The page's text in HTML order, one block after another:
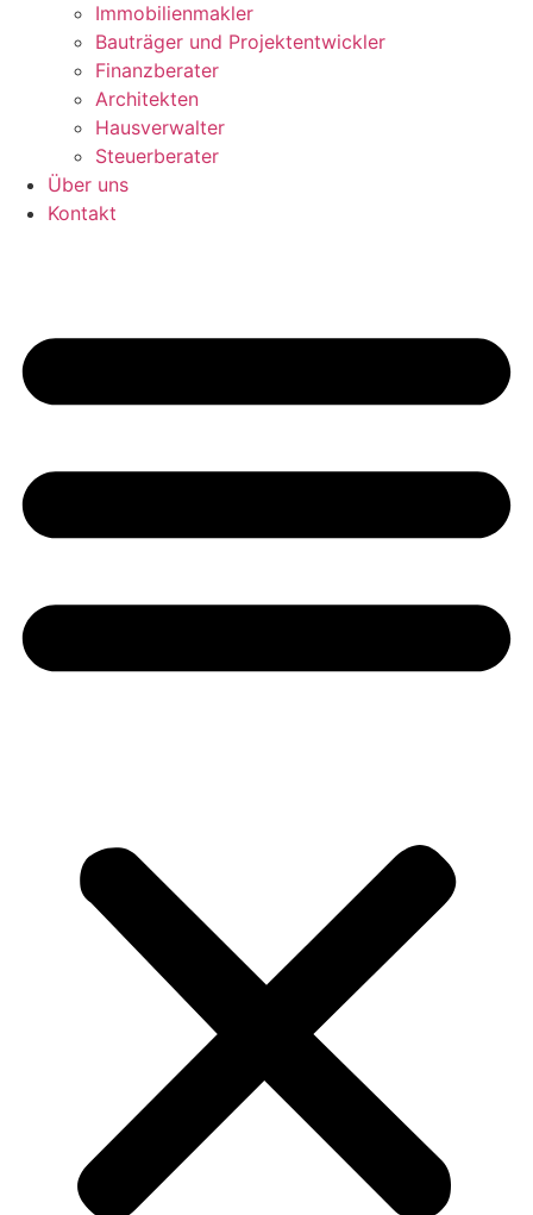
Immobilienmakler
Bauträger und Projektentwickler
Finanzberater
Architekten
Hausverwalter
Steuerberater
Über uns
Kontakt